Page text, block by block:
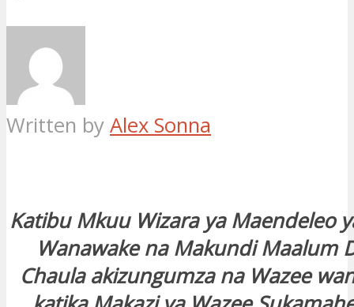
Written by Alex Sonna
Katibu Mkuu Wizara ya Maendeleo
Wanawake na Makundi Maalum
Chaula akizungumza na Wazee